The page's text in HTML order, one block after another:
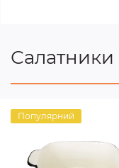
Популярний